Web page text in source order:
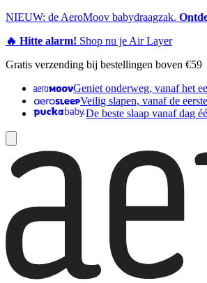
NIEUW: de AeroMoov babydraagzak.
🔥 Hitte alarm! Shop nu je Air Layer
Gratis verzending bij bestellingen boven €59
Geniet onderweg, vanaf het
Veilig slapen, vanaf de
De beste slaap vanaf dag